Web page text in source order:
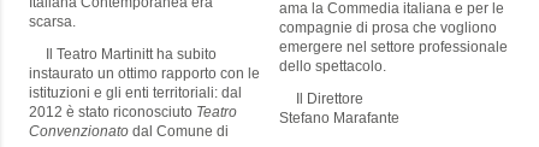
scarsa.
Il Teatro Martinitt ha subito
instaurato un ottimo rapporto con le
istituzioni e gli enti territoriali: dal
2012 è stato riconosciuto Teatro
Convenzionato dal Comune di
ama la Commedia italiana e per le
compagnie di prosa che vogliono
emergere nel settore professionale
dello spettacolo.
Il Direttore
Stefano Marafante